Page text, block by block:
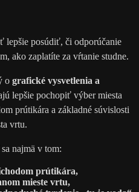
lepšie posúdiť, či odporúčanie
ako zaplatíte za vŕtanie studne.
o grafické vysvetlenia a
lepšie pochopiť výber miesta
prútikára a základné súvislosti
vrtu.
najmä v tom:
prútikára,
mieste vrtu,